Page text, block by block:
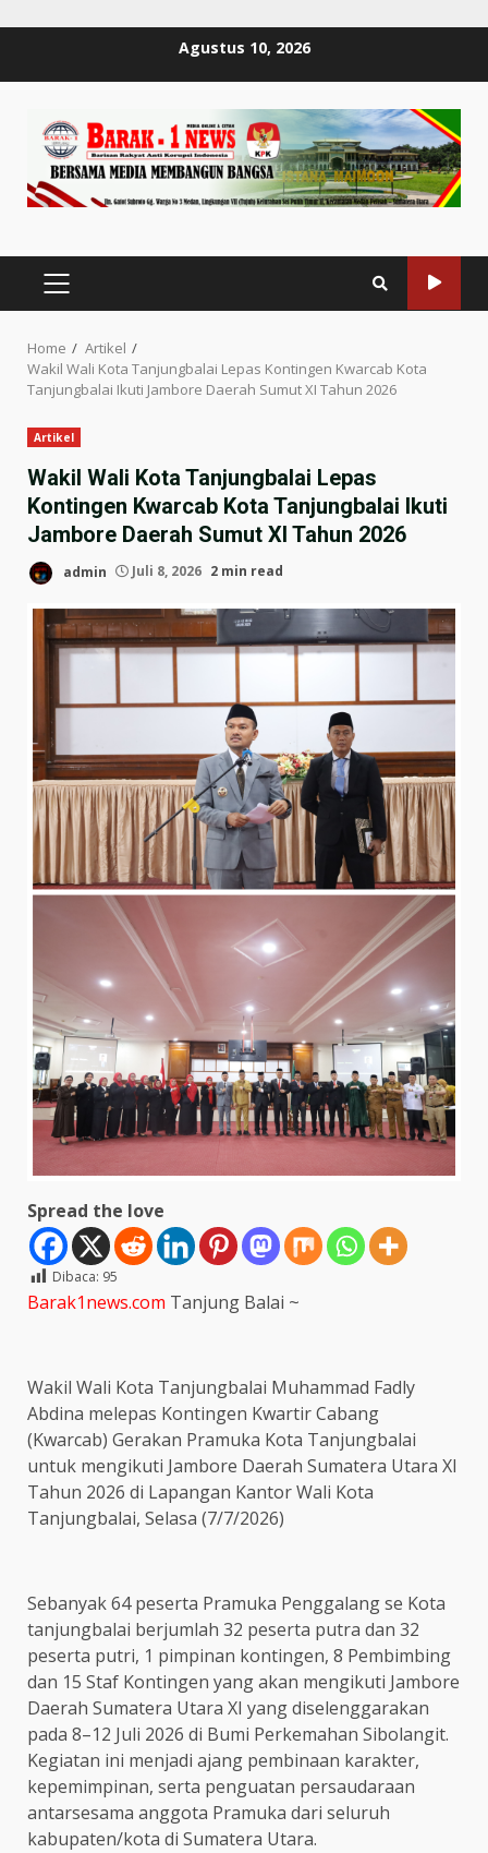
Agustus 10, 2026
PRIMARY
MENU
Home
Artikel
Wakil Wali Kota Tanjungbalai Lepas Kontingen Kwarcab Kota
Tanjungbalai Ikuti Jambore Daerah Sumut XI Tahun 2026
Artikel
Wakil Wali Kota Tanjungbalai Lepas
Kontingen Kwarcab Kota Tanjungbalai Ikuti
Jambore Daerah Sumut XI Tahun 2026
admin Juli 8, 2026 2 min read
Spread the love
Dibaca: 95
Barak1news.com Tanjung Balai ~
Wakil Wali Kota Tanjungbalai Muhammad Fadly
Abdina melepas Kontingen Kwartir Cabang
(Kwarcab) Gerakan Pramuka Kota Tanjungbalai
untuk mengikuti Jambore Daerah Sumatera Utara XI
Tahun 2026 di Lapangan Kantor Wali Kota
Tanjungbalai, Selasa (7/7/2026)
Sebanyak 64 peserta Pramuka Penggalang se Kota
tanjungbalai berjumlah 32 peserta putra dan 32
peserta putri, 1 pimpinan kontingen, 8 Pembimbing
dan 15 Staf Kontingen yang akan mengikuti Jambore
Daerah Sumatera Utara XI yang diselenggarakan
pada 8–12 Juli 2026 di Bumi Perkemahan Sibolangit.
Kegiatan ini menjadi ajang pembinaan karakter,
kepemimpinan, serta penguatan persaudaraan
antarsesama anggota Pramuka dari seluruh
kabupaten/kota di Sumatera Utara.